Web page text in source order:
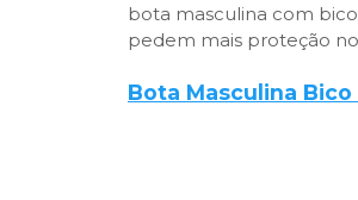
bota masculina com
pedem mais proteção
Bota Masculina